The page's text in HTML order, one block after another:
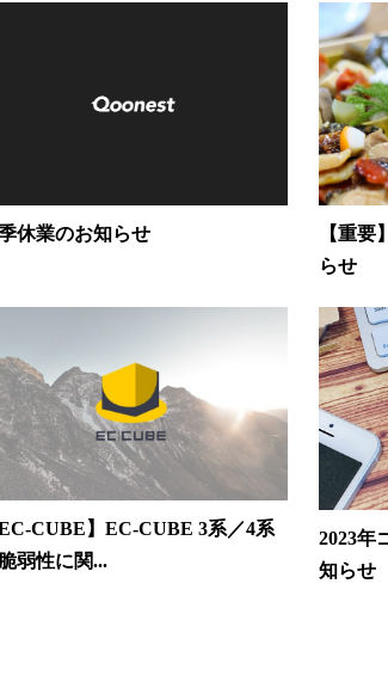
休業のお知らせ
【重
らせ
CUBE】EC-CUBE 3系／4系
弱性に関...
2023年
知らせ